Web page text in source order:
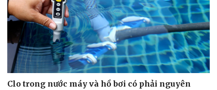
Clo trong nước máy và hồ bơi có phải nguyên